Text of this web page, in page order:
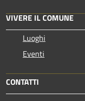
VIVERE IL COMUNE
Luoghi
Eventi
CONTATTI